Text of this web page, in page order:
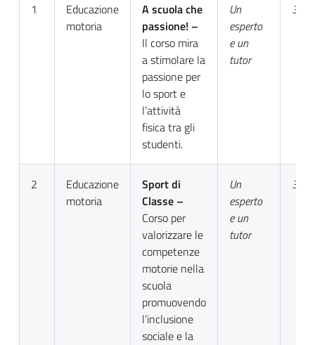
1
Educazione
motoria
A scuola che
passione! –
Il corso mira
a stimolare la
passione per
lo sport e
l’attività
fisica tra gli
studenti.
Un
esperto
e un
tutor
30
2
Educazione
motoria
Sport di
Classe –
Corso per
valorizzare le
competenze
motorie nella
scuola
promuovendo
l’inclusione
sociale e la
Un
esperto
e un
tutor
30